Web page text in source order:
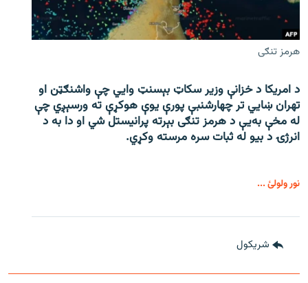
هرمز تنګی
د امریکا د خزانې وزیر سکاټ بېسنټ وایي چې واشنګټن او
تهران ښايي تر چهارشنبې پورې یوې هوکړې ته ورسېږي چې
له مخې به‌یې د هرمز تنګی بېرته پرانیستل شي او دا به د
انرژۍ د بیو له ثبات سره مرسته وکړي.
نور ولولئ ...
شريکول